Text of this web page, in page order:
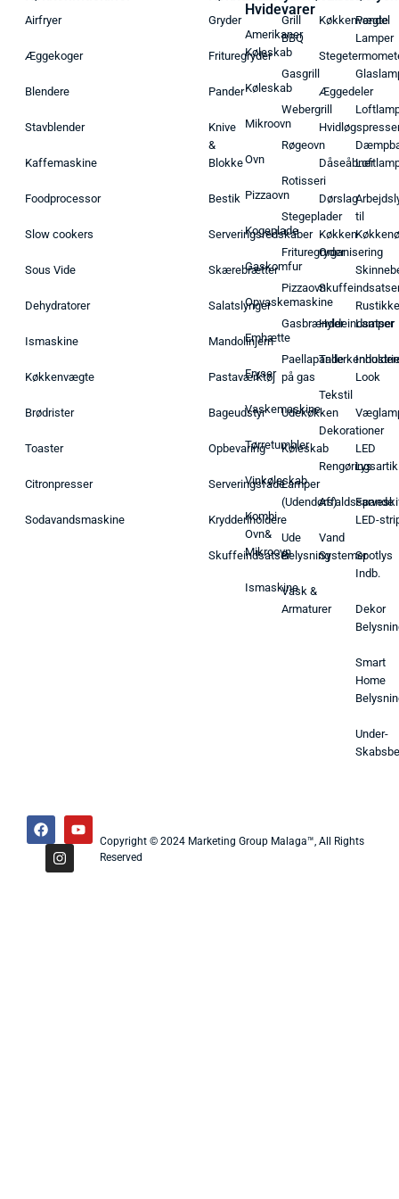
Airfryer
Æggekoger
Blendere
Stavblender
Kaffemaskine
Foodprocessor
Slow cookers
Sous Vide
Dehydratorer
Ismaskine
Køkkenvægte
Brødrister
Toaster
Citronpresser
Sodavandsmaskine
Gryder
Frituregryder
Pander
Knive
&
Blokke
Bestik
Serveringsredskaber
Skærebrætter
Salatslynger
Mandolinjern
Pastaværktøj
Bageudstyr
Opbevaring
Serveringsfade
Krydderiholdere
Skuffeindsatser
Hvidevarer
Amerikaner
Køleskab
Køleskab
Mikroovn
Ovn
Pizzaovn
Kogeplade
Gaskomfur
Opvaskemaskine
Emhætte
Fryser
Vaskemaskine
Tørretumbler
Vinkøleskab
Kombi
Ovn&
Mikroovn
Ismaskine
Grill
BBQ
Gasgrill
Webergrill
Røgeovn
Rotisseri
Stegeplader
Frituregryder
Pizzaovn
Gasbrænder
Paellapande
på gas
Udekøkken
Køleskab
Lamper
(Udendørs)
Ude
Belysning
Vask &
Armaturer
Køkkenvægte
Æggedeler
Dåseåbner
Dørslag
Køkken
Organisering
Hyldeindsatser
Tekstil
Dekorationer
Affaldsspande
Vand
Systemer
Pendel
Lamper
til
Rustikke
Lamper
Look
LED
Lys
LED-
Spotlys
Indb.
Dekor
Smart
Home
Under-
Copyright © 2024 Marketing Group Malaga™, All Rights
Reserved